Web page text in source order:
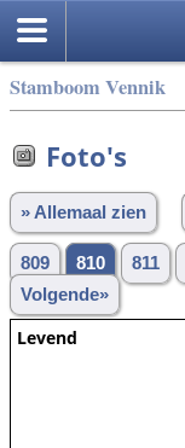
Stamboom Vennik
Foto's
» Allemaal zien
809 810 811
Volgende»
Levend